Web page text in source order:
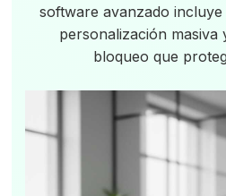
software avanzado
personalización masiva
bloqueo que